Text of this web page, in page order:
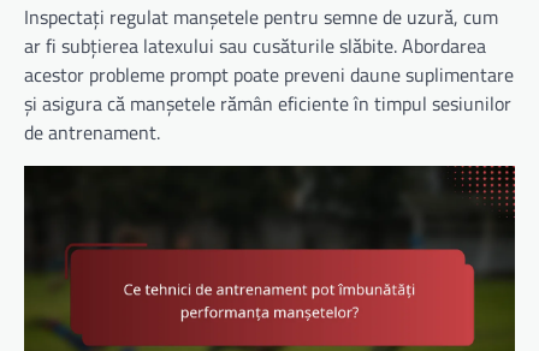
Inspectați regulat manșetele pentru semne de uzură, cum
ar fi subțierea latexului sau cusăturile slăbite. Abordarea
acestor probleme prompt poate preveni daune suplimentare
și asigura că manșetele rămân eficiente în timpul sesiunilor
de antrenament.